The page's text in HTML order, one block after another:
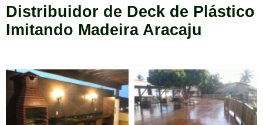
Distribuidor de Deck de Plástico
Imitando Madeira Aracaju